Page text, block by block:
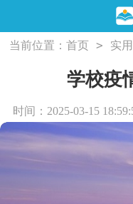
当前位置：首页 > 实
学校疫
时间：2025-03-15